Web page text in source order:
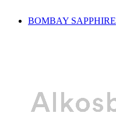
BOMBAY SAPPHIRE